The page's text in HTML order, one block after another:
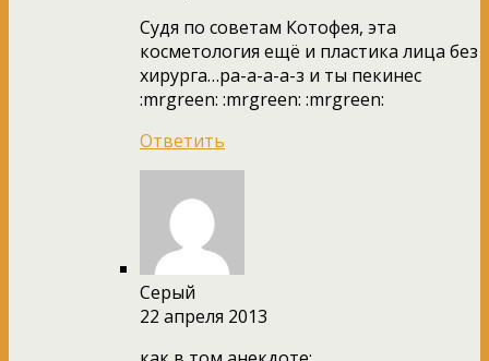
Судя по советам Котофея, эта
косметология ещё и пластика лица без
хирурга…ра-а-а-а-з и ты пекинес
:mrgreen: :mrgreen: :mrgreen:
Ответить
Серый
22 апреля 2013